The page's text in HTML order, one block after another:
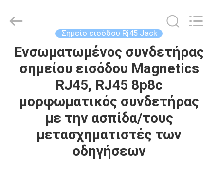
ΣΠΊΤΙ
ΠΡΟΪΌΝΤΑ
ΠΕΡΊΠΟΥ
ΕΜΕΊΣ
Electronics
Reserved.
Σημείο εισόδου Rj45 Jack
Ενσωματωμένος συνδετήρας
σημείου εισόδου Magnetics
RJ45, RJ45 8p8c
μορφωματικός συνδετήρας
με την ασπίδα/τους
μετασχηματιστές των
οδηγήσεων